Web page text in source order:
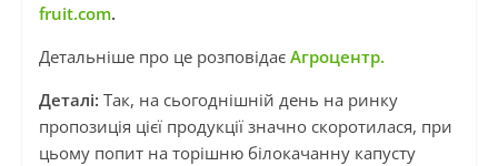
fruit.com.
Детальніше про це розповідає Агроцентр.
Деталі: Так, на сьогоднішній день на ринку
пропозиція цієї продукції значно скоротилася, при
цьому попит на торішню білокачанну капусту